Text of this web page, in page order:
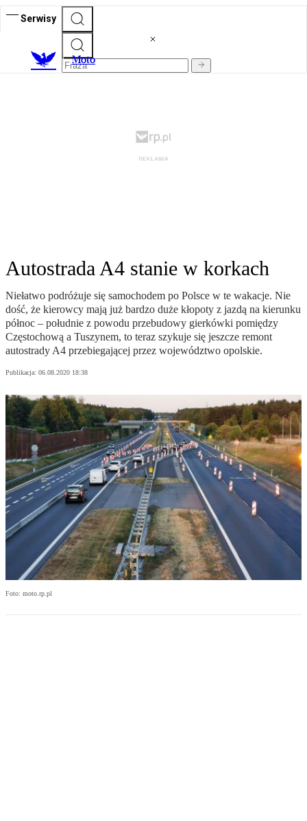
Serwisy
Moto
Autostrada A4 stanie w korkach
Niełatwo podróżuje się samochodem po Polsce w te wakacje. Nie
dość, że kierowcy mają już bardzo duże kłopoty z jazdą na kierunku
północ – południe z powodu przebudowy gierkówki pomiędzy
Częstochową a Tuszynem, to teraz szykuje się jeszcze remont
autostrady A4 przebiegającej przez województwo opolskie.
Publikacja: 06.08.2020 18:38
Foto: moto.rp.pl